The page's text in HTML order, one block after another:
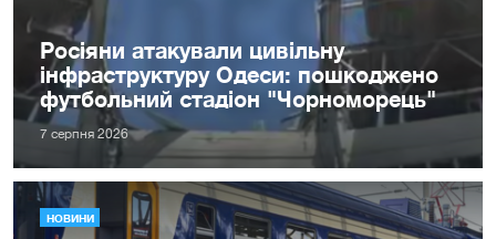
Росіяни атакували цивільну
інфраструктуру Одеси: пошкоджено
футбольний стадіон "Чорноморець"
7 серпня 2026
НОВИНИ